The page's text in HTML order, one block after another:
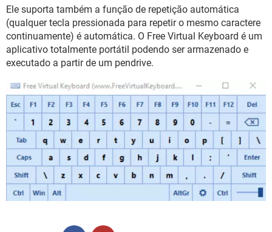
Ele suporta também a função de repetição automática
(qualquer tecla pressionada para repetir o mesmo caractere
continuamente) é automática. O Free Virtual Keyboard é um
aplicativo totalmente portátil podendo ser armazenado e
executado a partir de um pendrive.